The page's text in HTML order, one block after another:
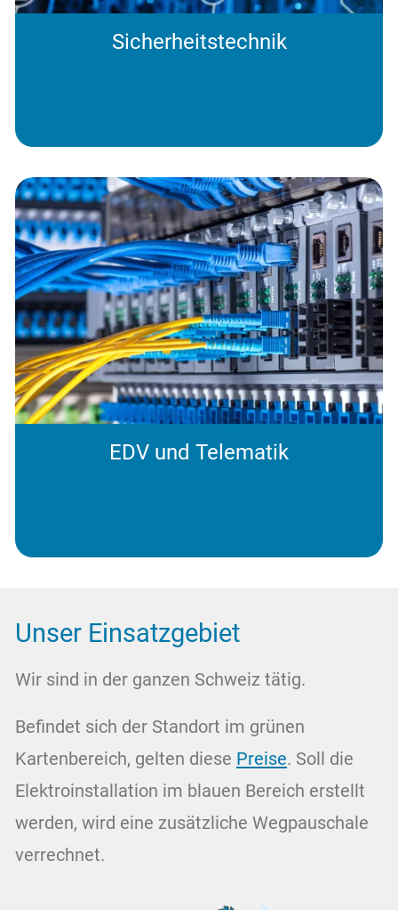
Sicherheitstechnik
EDV und Telematik
Unser Einsatzgebiet
Wir sind in der ganzen Schweiz tätig.
Befindet sich der Standort im grünen
Kartenbereich, gelten diese Preise. Soll die
Elektroinstallation im blauen Bereich erstellt
werden, wird eine zusätzliche Wegpauschale
verrechnet.